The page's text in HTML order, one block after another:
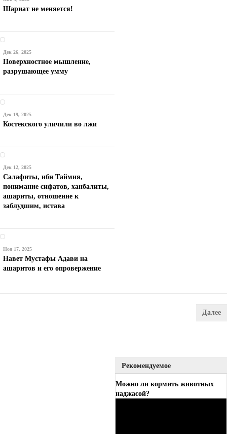
Шариат не меняется!
Дек 26, 2025
Поверхностное мышление,
разрушающее умму
Дек 19, 2025
Костекского уличили во лжи
Дек 12, 2025
Салафиты, ибн Таймия,
понимание сифатов, ханбалиты,
ашариты, отношение к
заблудшим, истава
Ноя 17, 2025
Навет Мустафы Адави на
ашаритов и его опровержение
Далее
Рекомендуемое
Можно ли кормить животных
наджасой?